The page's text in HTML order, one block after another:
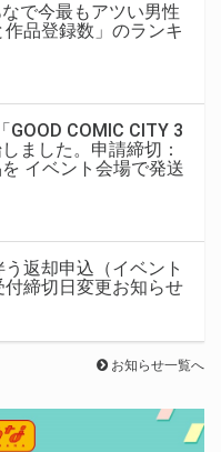
で今最もアツい男性
品登録数」のランキ
GOOD COMIC CITY 3
ました。申請締切：
イベント会場で発送
返却申込（イベント
締切日変更お知らせ
お知らせ一覧へ